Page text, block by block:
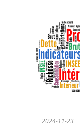
2024-11-23